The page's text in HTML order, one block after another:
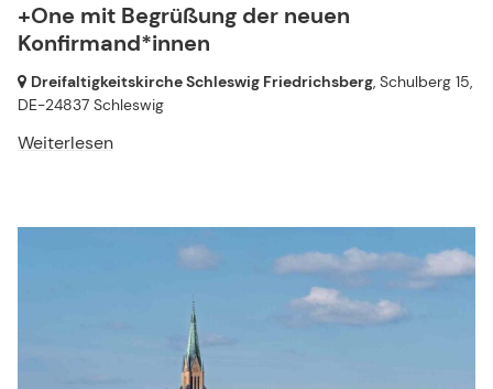
+One mit Begrüßung der neuen
Konfirmand*innen
Dreifaltigkeitskirche Schleswig Friedrichsberg, Schulberg 15,
DE-24837 Schleswig
Weiterlesen